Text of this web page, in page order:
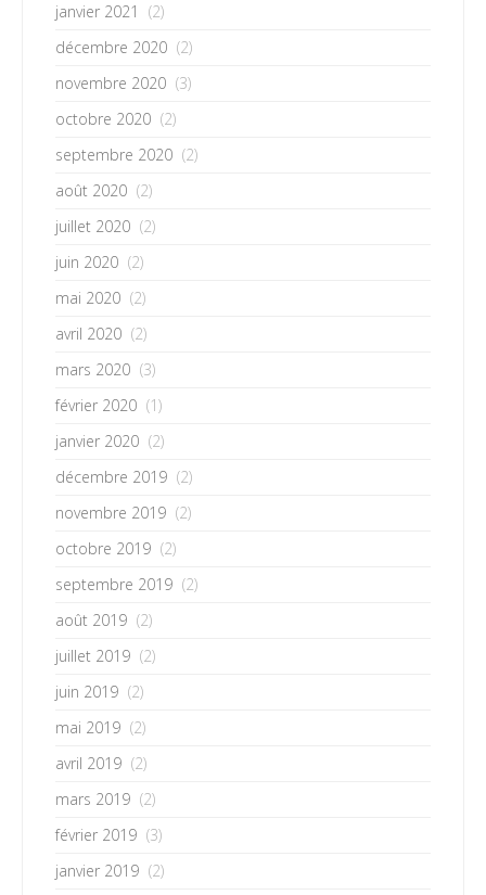
janvier 2021
(2)
décembre 2020 (2)
novembre 2020 (3)
octobre 2020 (2)
septembre 2020 (2)
août 2020 (2)
juillet 2020 (2)
juin 2020 (2)
mai 2020 (2)
avril 2020 (2)
mars 2020 (3)
février 2020 (1)
janvier 2020 (2)
décembre 2019 (2)
novembre 2019 (2)
octobre 2019 (2)
septembre 2019 (2)
août 2019 (2)
juillet 2019 (2)
juin 2019 (2)
mai 2019 (2)
avril 2019 (2)
mars 2019 (2)
février 2019 (3)
janvier 2019 (2)